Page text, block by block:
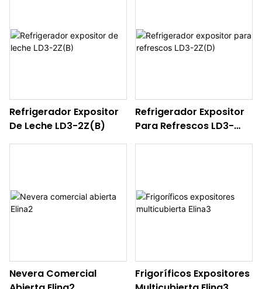
Refrigerador Expositor
De Leche LD3-2Z(B)
Refrigerador Expositor
Para Refrescos LD3-
Nevera Comercial
Frigoríficos Expositores